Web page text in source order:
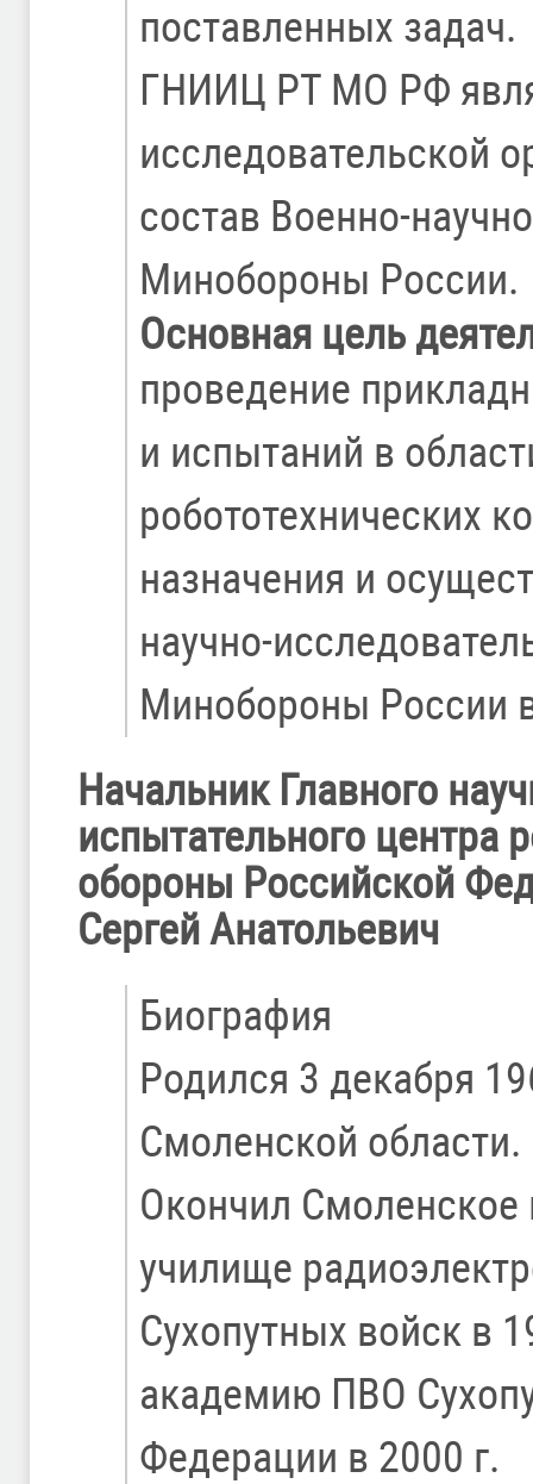
поставленных задач.
ГНИИЦ РТ МО РФ
исследовательской
состав Военно-
Минобороны России.
Основная цель
проведение
и испытаний в
робототехнических
назначения и
научно-
Минобороны России
Начальник Главного
испытательного центра
обороны Российской
Сергей Анатольевич
Биография
Родился 3 декабря
Смоленской области.
Окончил
училище
Сухопутных войск в
академию ПВО
Федерации в 2000 г.